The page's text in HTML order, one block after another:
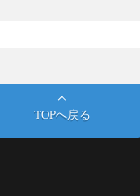
TOPへ戻る